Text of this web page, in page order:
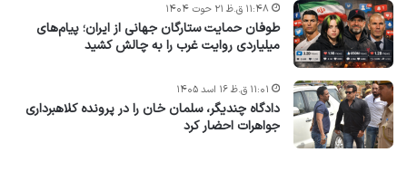
طوفان حمایت ستارگان جهانی از ایران؛ پیام‌های
میلیاردی روایت غرب را به چالش کشید
۱۱:۴۸ ق.ظ ۲۱ حوت ۱۴۰۴
دادگاه چندیگر، سلمان خان را در پرونده کلاهبرداری
جواهرات احضار کرد
۱۱:۰۱ ق.ظ ۱۶ اسد ۱۴۰۵